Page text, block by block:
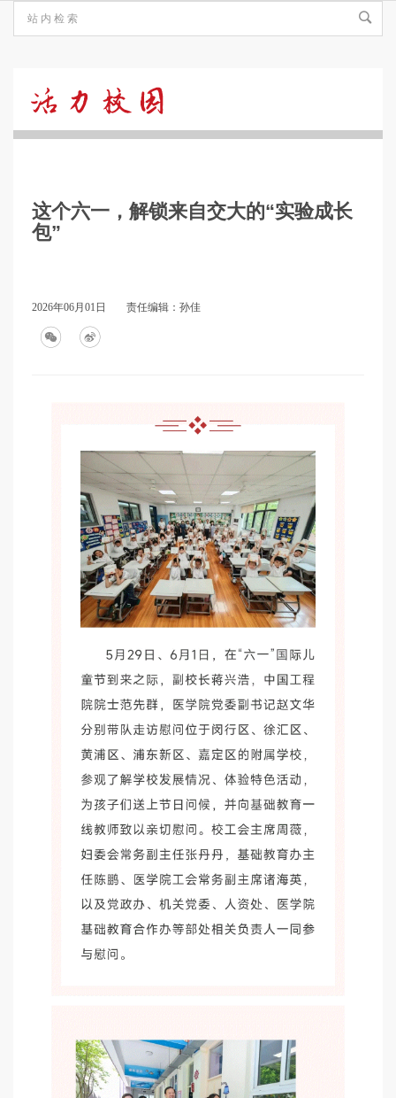
活
校
这个六一，解锁来自交大的“实验成长
包”
2026年06月01日 责任编辑：孙佳